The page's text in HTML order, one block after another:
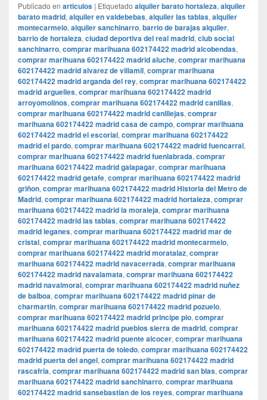
Publicado en articulos | Etiquetado alquiler barato hortaleza, alquiler
barato madrid, alquiler en valdebebas, alquiler las tablas, alquiler
montecarmelo, alquiler sanchinarro, barrio de barajas alquiler,
barrio de hortaleza, ciudad deportiva del real madrid, club social
sanchinarro, comprar marihuana 602174422 madrid alcobendas,
comprar marihuana 602174422 madrid aluche, comprar marihuana
602174422 madrid alvarez de villamil, comprar marihuana
602174422 madrid arganda del rey, comprar marihuana 602174422
madrid arguelles, comprar marihuana 602174422 madrid
arroyomolinos, comprar marihuana 602174422 madrid canillas,
comprar marihuana 602174422 madrid canillejas, comprar
marihuana 602174422 madrid casa de campo, comprar marihuana
602174422 madrid el escorial, comprar marihuana 602174422
madrid el pardo, comprar marihuana 602174422 madrid fuencarral,
comprar marihuana 602174422 madrid fuenlabrada, comprar
marihuana 602174422 madrid galapagar, comprar marihuana
602174422 madrid getafe, comprar marihuana 602174422 madrid
griñon, comprar marihuana 602174422 madrid Historia del Metro de
Madrid, comprar marihuana 602174422 madrid hortaleza, comprar
marihuana 602174422 madrid la moraleja, comprar marihuana
602174422 madrid las tablas, comprar marihuana 602174422
madrid leganes, comprar marihuana 602174422 madrid mar de
cristal, comprar marihuana 602174422 madrid montecarmelo,
comprar marihuana 602174422 madrid moratalaz, comprar
marihuana 602174422 madrid navacerrada, comprar marihuana
602174422 madrid navalamata, comprar marihuana 602174422
madrid navalmoral, comprar marihuana 602174422 madrid nuñez
de balboa, comprar marihuana 602174422 madrid pinar de
charmartin, comprar marihuana 602174422 madrid pozuelo,
comprar marihuana 602174422 madrid principe pio, comprar
marihuana 602174422 madrid pueblos sierra de madrid, comprar
marihuana 602174422 madrid puente alcocer, comprar marihuana
602174422 madrid puerta de toledo, comprar marihuana 602174422
madrid puerta del angel, comprar marihuana 602174422 madrid
rascafria, comprar marihuana 602174422 madrid san blas, comprar
marihuana 602174422 madrid sanchinarro, comprar marihuana
602174422 madrid sansebastian de los reyes, comprar marihuana